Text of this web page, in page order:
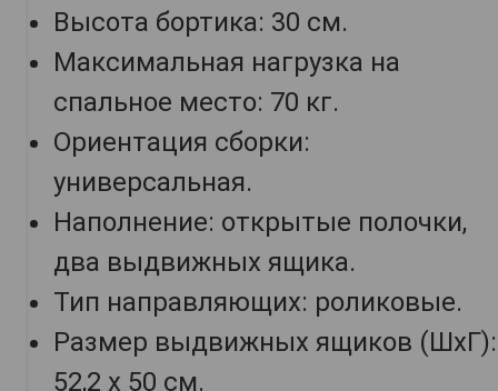
Высота бортика: 30 см.
Максимальная нагрузка на
спальное место: 70 кг.
Ориентация сборки:
универсальная.
Наполнение: открытые полочки,
два выдвижных ящика.
Тип направляющих: роликовые.
Размер выдвижных ящиков (ШхГ):
52,2 х 50 см.